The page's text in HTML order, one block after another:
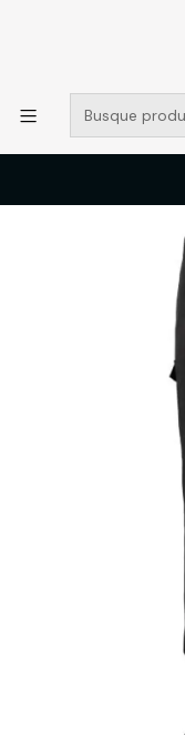
POR SISTEMA
MUCHAS GRACIAS
Catálogo
PANTALON CARGO